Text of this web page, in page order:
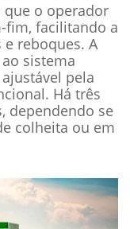
que o operador
fim, facilitando a
reboques. A
sistema
pela
Há três
dependendo se
colheita ou em